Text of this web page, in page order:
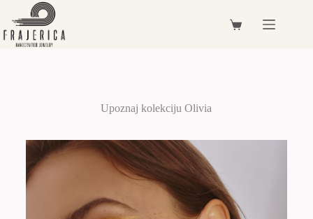
Upoznaj kolekciju Olivia